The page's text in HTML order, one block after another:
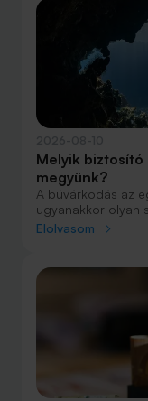
Melyik
megyünk?
A búvárkodás az
ugyanakkor olyan
nem minden
lehetnek, ezért a
hogy indulás előtt
szolgáltatásokat
Elolvasom